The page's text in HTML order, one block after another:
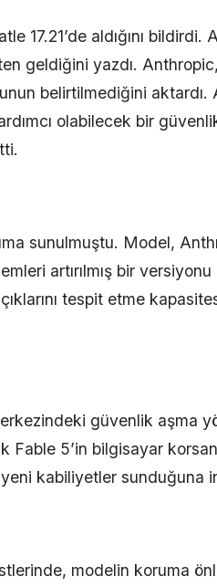
17.21’de aldığını
geldiğini yazdı.
belirtilmediğini
olabilecek bir
sunulmuştu. Model,
artırılmış bir versiyonu
tespit etme
güvenlik aşma
Fable 5’in bilgisayar
kabiliyetler sunduğuna
modelin koruma